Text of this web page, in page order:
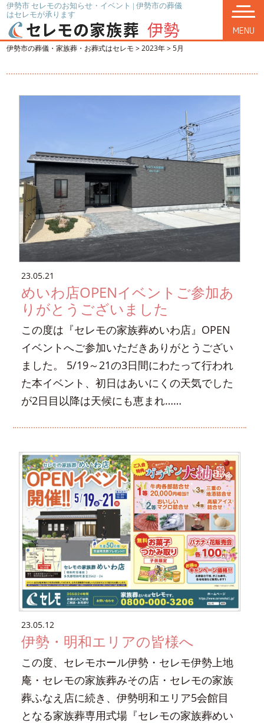
伊勢市 セレモのお知らせ・イベント | 伊勢市の葬儀
はセレモが承ります
MENU
伊勢市の葬儀・家族葬・お葬式はセレモ >2023年>5月
23.05.21
めいわ店OPENイベントご参加あ
りがとうございました
この度は『セレモの家族葬めいわ店』OPEN
イベントへご参加いただきありがとうござい
ました。 5/19～21の3日間にわたって行われ
た本イベント、初日はあいにくの天気でした
が2日目以降は天候にも恵まれ……
23.05.12
伊勢・明和エリアの皆様へ
この度、セレモホール伊勢・セレモ伊勢上地
庵・セレモの家族葬みその店・セレモの家族
葬ふなえ店に続き、伊勢明和エリア5会館目
となる家族葬専用式場『セレモの家族葬めい